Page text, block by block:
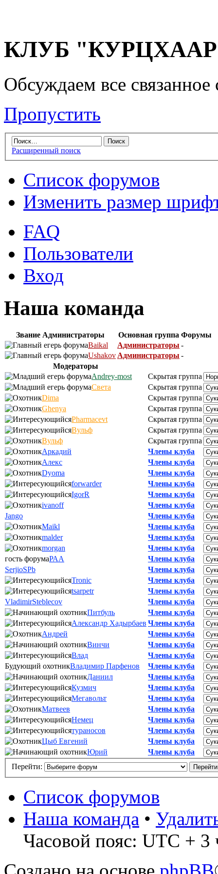
КЛУБ "КУРЦХААР"
Обсуждаем все
Пропустить
Расширенный поиск
Список форумов
Изменить размер
FAQ
Пользователи
Вход
Наша команда
Звание Администраторы Основная группа Форумы
Baikal
Администраторы -
Ushakov Администраторы -
Модераторы
Andrey-most
Скрытая группа
Света
Скрытая группа
Dima
Скрытая группа
Ghenya
Скрытая группа
Pharmacevt
Скрытая группа
Вульф
Скрытая группа
Вульф
Скрытая группа
Аркадий
Члены клуба
Алекс
Члены клуба
Dyoma
Члены клуба
forwarder
Члены клуба
IgorR
Члены клуба
ivanoff
Члены клуба
Jango
Члены клуба
Maikl
Члены клуба
malder
Члены клуба
morgan
Члены клуба
гость форумаРАА
Члены клуба
SerjioSPb
Члены клуба
Tronic
Члены клуба
tsarpetr
Члены клуба
VladimirSteblecov
Члены клуба
Питбуль
Члены клуба
Александр Хадырбаев Члены клуба
Андрей
Члены клуба
Винчи
Члены клуба
Влад
Члены клуба
Будующий охотникВладимир Парфенов
Члены клуба
Даниил
Члены клуба
Кузмич
Члены клуба
Мегавольт
Члены клуба
Матвеев
Члены клуба
Немец
Члены клуба
тураносов
Члены клуба
Цыб Евгений
Члены клуба
Юрий
Члены клуба
Перейти:
Список форумов
Наша команда •
Часовой пояс: UTC + 3